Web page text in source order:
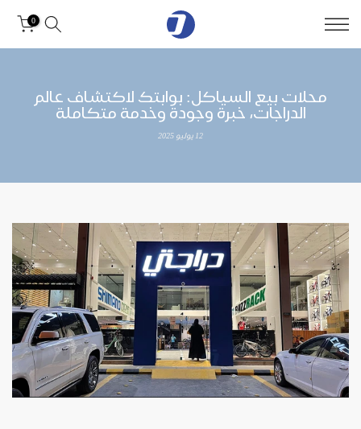
0
محلات بيع السياكل: بوابتك لاكتشاف عالم
الدراجات، خبرة وجودة وخدمة متكاملة
12 يوليو 2025